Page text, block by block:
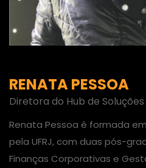
RENATA PESSOA
Diretora do Hub de
Renata Pessoa é formada
pela UFRJ, com duas pós-
Finanças Corporativas e